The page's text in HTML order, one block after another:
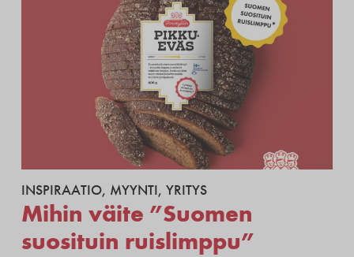
INSPIRAATIO, MYYNTI, YRITYS
Mihin väite ”Suomen
suosituin ruislimppu”